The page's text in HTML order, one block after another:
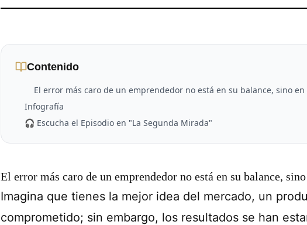
Contenido
El error más caro de un emprendedor no está en su balance, sino en
Infografía
🎧 Escucha el Episodio en "La Segunda Mirada"
El error más caro de un emprendedor no está en su balance, sino
Imagina que tienes la mejor idea del mercado, un
comprometido; sin embargo, los resultados se han